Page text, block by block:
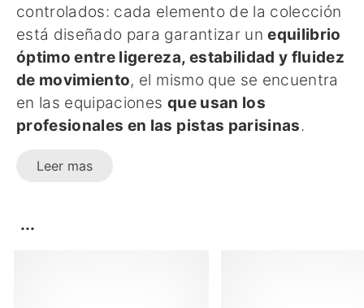
controlados: cada elemento de la colección
está diseñado para garantizar unequilibrio
óptimo entre ligereza, estabilidad y fluidez
de movimiento, el mismo que se encuentra
en las equipaciones que usan los
profesionales en las pistas parisinas.
Leer mas
...